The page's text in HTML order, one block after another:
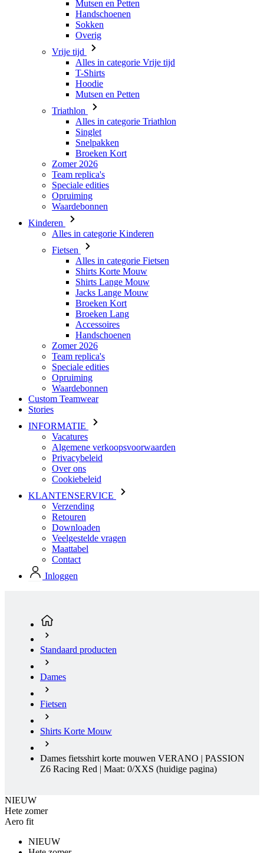
Alles in categorie Vrije tijd
T-Shirts
Hoodie
Mutsen en Petten
Triathlon
Alles in categorie Triathlon
Singlet
Snelpakken
Broeken Kort
Zomer 2026
Team replica's
Speciale edities
Opruiming
Waardebonnen
Kinderen
Alles in categorie Kinderen
Fietsen
Alles in categorie Fietsen
Shirts Lange Mouw
Jacks Lange Mouw
Broeken Kort
Broeken Lang
Accessoires
Handschoenen
Zomer 2026
Team replica's
Speciale edities
Opruiming
Waardebonnen
Custom Teamwear
Stories
INFORMATIE
Vacatures
Algemene verkoopsvoorwaarden
Privacybeleid
Cookiebeleid
KLANTENSERVICE
Verzending
Retouren
Downloaden
Veelgestelde vragen
Maattabel
Contact
Inloggen
Dames
Fietsen
Shirts Korte Mouw
Dames fietsshirt korte mouwen VERANO | PASSION
Z6 Racing Red | Maat: 0/XXS
NIEUW
Hete zomer
Hete zomer
Aero fit